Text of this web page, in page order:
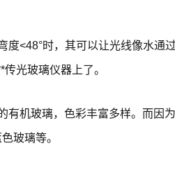
<48°时，其可以让光线像水通
光玻璃仪器上了。
有机玻璃，色彩丰富多样。而因
玻璃等。